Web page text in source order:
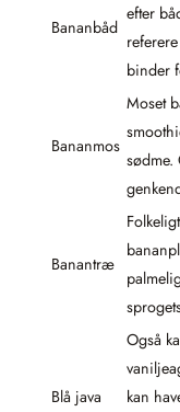
Bananbåd
efter
binder
Bananmos
Moset
sødme.
Banantræ
Blå java
Også
kan